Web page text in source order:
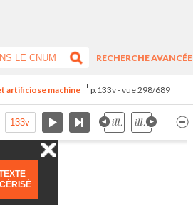
RECHERCHE AVANCÉE
artificiose machine p.133v - vue 298/689